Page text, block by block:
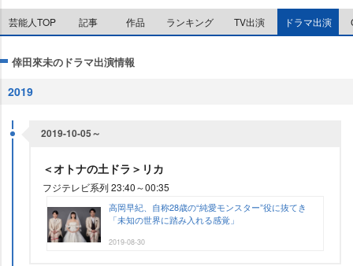
e
芸能人TOP 記事 作品 ランキング TV出演 ドラマ出演
倖田來未のドラマ出演情報
2019
2019-10-05～
＜オトナの土ドラ＞リカ
フジテレビ系列 23:40～00:35
高岡早紀、自称28歳の“純愛モンスター”役に抜てき
「未知の世界に踏み入れる感覚」
2019-08-30